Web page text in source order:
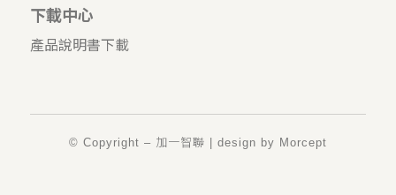
下載中心
產品說明書下載
© Copyright – 加一智聯 | design by Morcept